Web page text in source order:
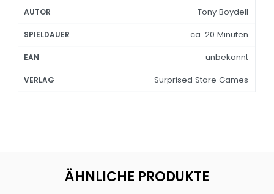
AUTOR Tony Boydell
SPIELDAUER ca. 20 Minuten
EAN unbekannt
VERLAG Surprised Stare Games
ÄHNLICHE PRODUKTE